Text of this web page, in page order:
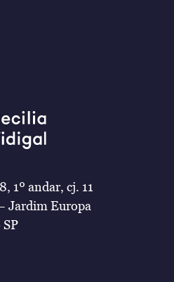
1º andar, cj. 11
Jardim Europa